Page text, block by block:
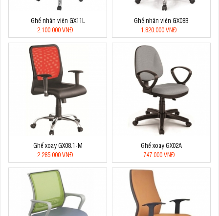
Ghế nhân viên GX11L
2.100.000 VNĐ
Ghế nhân viên GX08B
1.820.000 VNĐ
Ghế xoay GX08.1-M
2.285.000 VNĐ
Ghế xoay GX02A
747.000 VNĐ